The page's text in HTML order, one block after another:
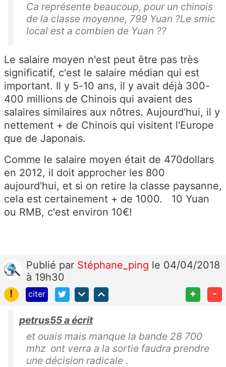
Ca représente beaucoup, pour un chinois
de la classe moyenne, 799 Yuan ?Le smic
local est a combien de Yuan ??
Le salaire moyen n'est peut être pas très
significatif, c'est le salaire médian qui est
important. Il y 5-10 ans, il y avait déjà 300-
400 millions de Chinois qui avaient des
salaires similaires aux nôtres. Aujourd'hui, il y
nettement + de Chinois qui visitent l'Europe
que de Japonais.
Comme le salaire moyen était de 470dollars
en 2012, il doit approcher les 800
aujourd'hui, et si on retire la classe paysanne,
cela est certainement + de 1000. 10 Yuan
ou RMB, c'est environ 10€!
Publié par Stéphane_ping le 04/04/2018
à 19h30
!
citer + -
petrus55 a écrit
et ouais mais manque la bande 28 700
mhz ont verra a la sortie faudra prendre
une décision radicale .